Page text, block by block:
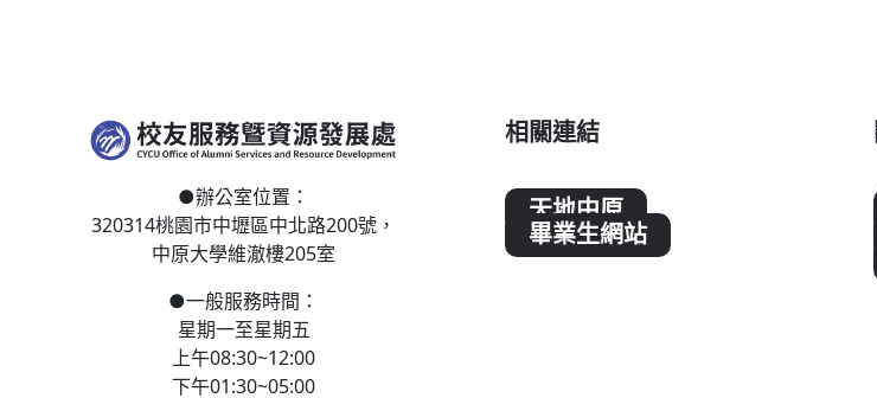
●辦公室位置：
320314桃園市中壢區中北路200號，
中原大學維澈樓205室
●一般服務時間：
星期一至星期五
上午08:30~12:00
下午01:30~05:00
相關連結
天地中原
畢業生網站